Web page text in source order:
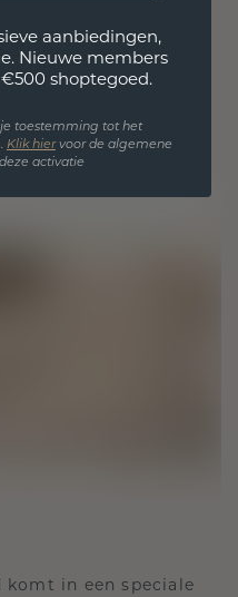
op verbinding,
tand des tijds te
van liefde en
om voor altijd te
komt in een speciale
aanbiedingen,
Nieuwe members
shoptegoed.
toestemming tot het
Klik hiervoor de algemene
activatie